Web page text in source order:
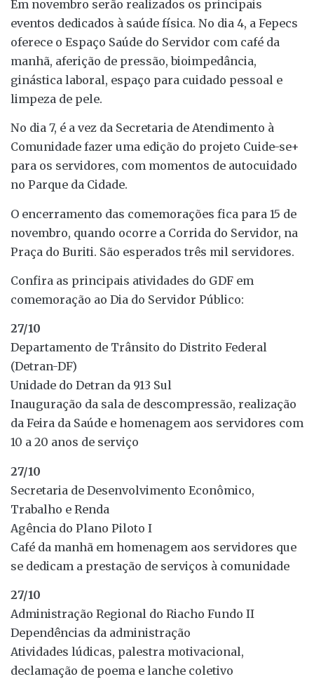
Em novembro serão realizados os principais
eventos dedicados à saúde física. No dia 4, a Fepecs
oferece o Espaço Saúde do Servidor com café da
manhã, aferição de pressão, bioimpedância,
ginástica laboral, espaço para cuidado pessoal e
limpeza de pele.
No dia 7, é a vez da Secretaria de Atendimento à
Comunidade fazer uma edição do projeto Cuide-se+
para os servidores, com momentos de autocuidado
no Parque da Cidade.
O encerramento das comemorações fica para 15 de
novembro, quando ocorre a Corrida do Servidor, na
Praça do Buriti. São esperados três mil servidores.
Confira as principais atividades do GDF em
comemoração ao Dia do Servidor Público:
27/10
Departamento de Trânsito do Distrito Federal
(Detran-DF)
Unidade do Detran da 913 Sul
Inauguração da sala de descompressão, realização
da Feira da Saúde e homenagem aos servidores com
10 a 20 anos de serviço
27/10
Secretaria de Desenvolvimento Econômico,
Trabalho e Renda
Agência do Plano Piloto I
Café da manhã em homenagem aos servidores que
se dedicam a prestação de serviços à comunidade
27/10
Administração Regional do Riacho Fundo II
Dependências da administração
Atividades lúdicas, palestra motivacional,
declamação de poema e lanche coletivo